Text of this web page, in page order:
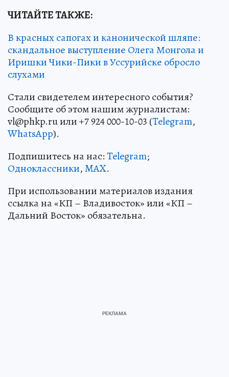
ЧИТАЙТЕ ТАКЖЕ:
В красных сапогах и канонической шляпе:
скандальное выступление Олега Монгола и
Иришки Чики-Пики в Уссурийске обросло
слухами
Стали свидетелем интересного события?
Сообщите об этом нашим журналистам:
vl@phkp.ru или +7 924 000-10-03 (Telegram,
WhatsApp).
Подпишитесь на нас:Telegram;
Одноклассники,MAX.
При использовании материалов издания
ссылка на «КП – Владивосток» или «КП –
Дальний Восток» обязательна.